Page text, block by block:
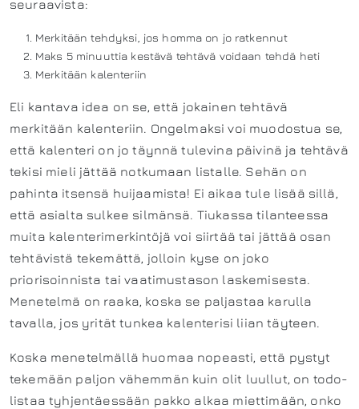
seuraavista:
Merkitään tehdyksi, jos homma on jo ratkennut
Maks 5 minuuttia kestävä tehtävä voidaan tehdä heti
Merkitään kalenteriin
Eli kantava idea on se, että jokainen tehtävä
merkitään kalenteriin. Ongelmaksi voi muodostua se,
että kalenteri on jo täynnä tulevina päivinä ja tehtävä
tekisi mieli jättää notkumaan listalle. Sehän on
pahinta itsensä huijaamista! Ei aikaa tule lisää sillä,
että asialta sulkee silmänsä. Tiukassa tilanteessa
muita kalenterimerkintöjä voi siirtää tai jättää osan
tehtävistä tekemättä, jolloin kyse on joko
priorisoinnista tai vaatimustason laskemisesta.
Menetelmä on raaka, koska se paljastaa karulla
tavalla, jos yrität tunkea kalenterisi liian täyteen.
Koska menetelmällä huomaa nopeasti, että pystyt
tekemään paljon vähemmän kuin olit luullut, on todo-
listaa tyhjentäessään pakko alkaa miettimään, onko